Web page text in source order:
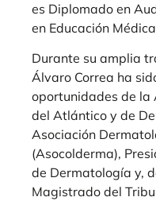
es Diplomado en
en Educación
Durante su amplia
Álvaro Correa ha
oportunidades de la
del Atlántico y de
Asociación
(Asocolderma),
de Dermatología y,
Magistrado del